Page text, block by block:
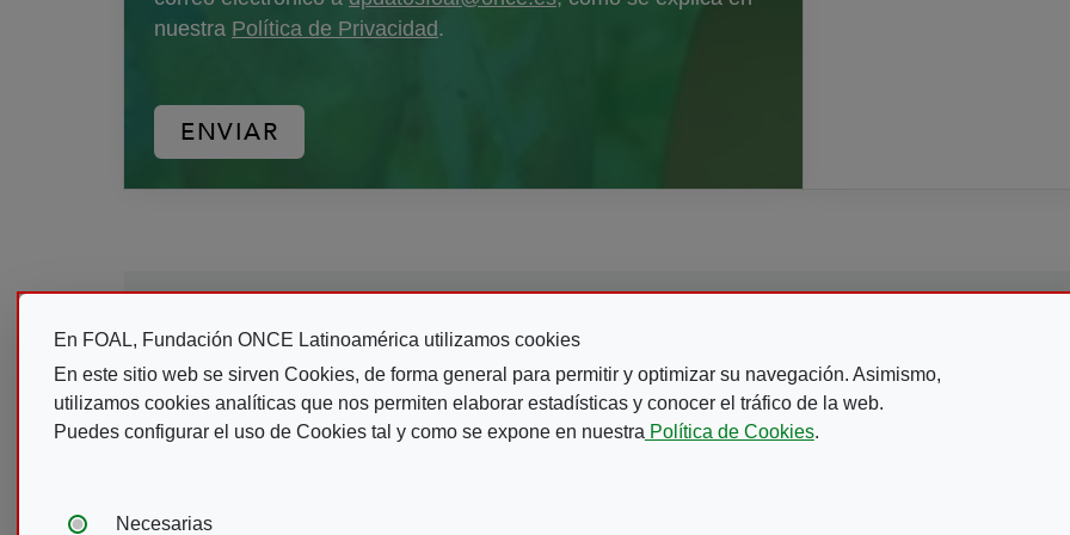
En FOAL, Fundación ONCE Latinoamérica utilizamos cookies
En este sitio web se sirven Cookies, de forma general para permitir y optimizar su navegación. Asimismo,
utilizamos cookies analíticas que nos permiten elaborar estadísticas y conocer el tráfico de la web.
Puedes configurar el uso de Cookies tal y como se expone en nuestra Política de Cookies.
Tipos de cookies:
Necesarias
nuestra Política de Privacidad.